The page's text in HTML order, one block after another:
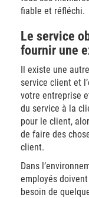
fiable et réfléchi.
Le service
fournir une
Il existe une
service client et
votre entreprise
du service à la
pour le client,
de faire des
client.
Dans
employés
besoin de